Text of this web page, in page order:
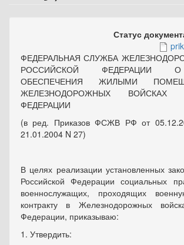
Статус
ФЕДЕРАЛЬНАЯ СЛУЖБА
РОССИЙСКОЙ ФЕДЕРАЦИИ
ОБЕСПЕЧЕНИЯ ЖИЛЫМИ
ЖЕЛЕЗНОДОРОЖНЫХ ВОЙСКАХ
ФЕДЕРАЦИИ
(в ред. Приказов ФСЖВ РФ от
21.01.2004 N 27)
В целях реализации установленных
Российской Федерации социальных
военнослужащих, проходящих
контракту в Железнодорожных
Федерации, приказываю:
1. Утвердить: